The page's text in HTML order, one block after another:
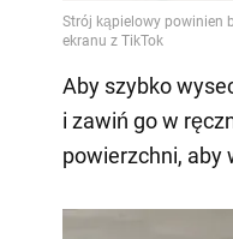
Aby szybko
i zawiń go w
powierzchni, aby